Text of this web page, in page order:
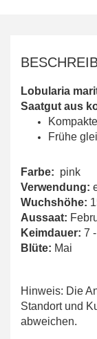
Lobularia
Saatgut aus
Frühe
Farbe: pink
Verwendung:
Wuchshöhe:
Aussaat:
Keimdauer: 7
Blüte: Mai
Hinweis: Die
Standort und
abweichen.